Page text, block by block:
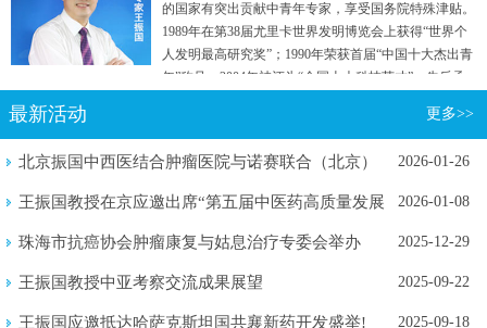
的国家有突出贡献中青年专家，享受国务院特殊津贴。
1989年在第38届尤里卡世界发明博览会上获得“世界个
人发明最高研究奖”；1990年荣获首届“中国十大杰出青
年”称号；2004年被评为“全国十大科技英才”。先后承
项目。曾参加国家行政学院两院院士和专家理论研究
最新活动 更多>>
北京振国中西医结合肿瘤医院与诺赛联合（北京）
2026-01-26
王振国教授在京应邀出席“第五届中医药高质量发展
2026-01-08
珠海市抗癌协会肿瘤康复与姑息治疗专委会举办
2025-12-29
王振国教授中亚考察交流成果展望 2025-09-22
王振国应邀抵达哈萨克斯坦国共襄新药开发盛举! 2025-09-18